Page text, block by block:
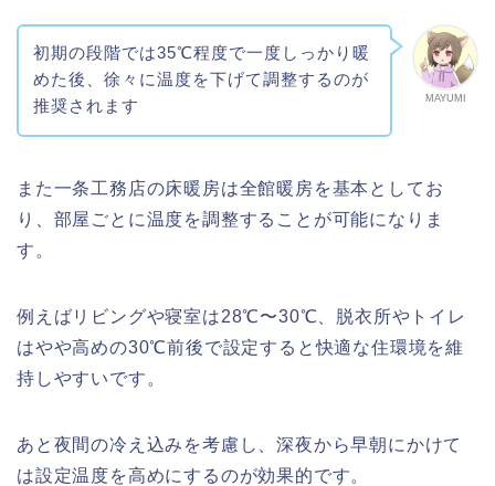
MAYUMI
初期の段階では35℃程度で一度しっかり暖
めた後、徐々に温度を下げて調整するのが
推奨されます
また一条工務店の床暖房は全館暖房を基本としてお
り、部屋ごとに温度を調整することが可能になりま
す。
例えばリビングや寝室は28℃〜30℃、脱衣所やトイレ
はやや高めの30℃前後で設定すると快適な住環境を維
持しやすいです。
あと夜間の冷え込みを考慮し、深夜から早朝にかけて
は設定温度を高めにするのが効果的です。